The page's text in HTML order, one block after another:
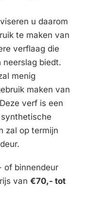
u daarom
te maken van
verflaag die
neerslag biedt.
menig
maken van
verf is een
zal op termijn
of binnendeur
van €70,- tot